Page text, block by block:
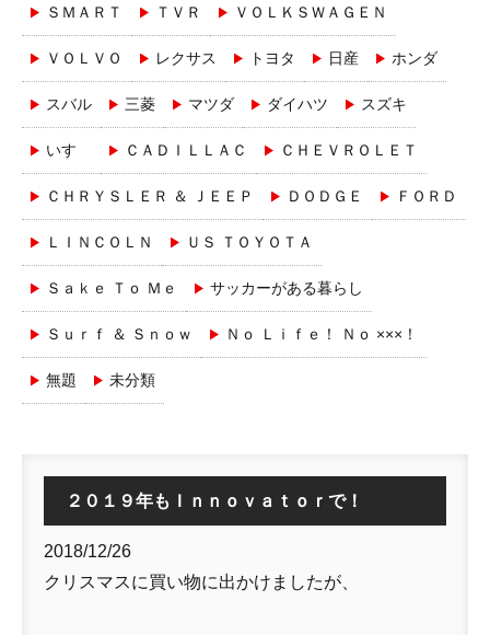
ＳＭＡＲＴ ＴＶＲ ＶＯＬＫＳＷＡＧＥＮ
ＶＯＬＶＯ レクサス トヨタ 日産 ホンダ
スバル 三菱 マツダ ダイハツ スズキ
いすゞ ＣＡＤＩＬＬＡＣ ＣＨＥＶＲＯＬＥＴ
ＣＨＲＹＳＬＥＲ ＆ ＪＥＥＰ ＤＯＤＧＥ ＦＯＲＤ
ＬＩＮＣＯＬＮ ＵＳ ＴＯＹＯＴＡ
Ｓａｋｅ Ｔｏ Ｍｅ サッカーがある暮らし
Ｓｕｒｆ ＆ Ｓｎｏｗ Ｎｏ Ｌｉｆｅ！ Ｎｏ ×××！
無題 未分類
２０１９年もＩｎｎｏｖａｔｏｒで！
2018/12/26
クリスマスに買い物に出かけましたが、